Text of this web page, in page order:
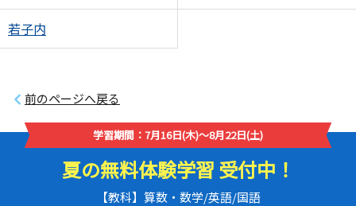
若子内
前のページへ戻る
学習期間：7月16日(木)～8月22日(土)
夏の無料体験学習 受付中！
【教科】算数・数学/英語/国語